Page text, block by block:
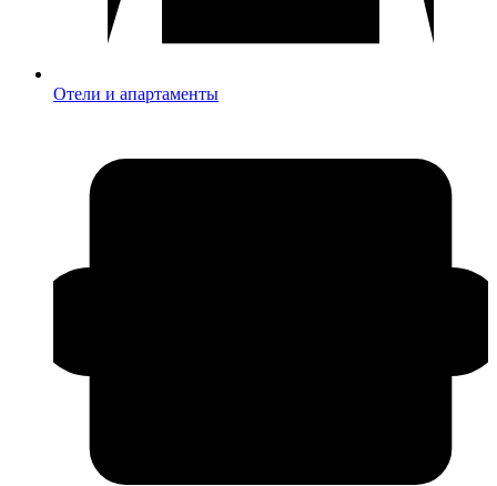
Отели и апартаменты